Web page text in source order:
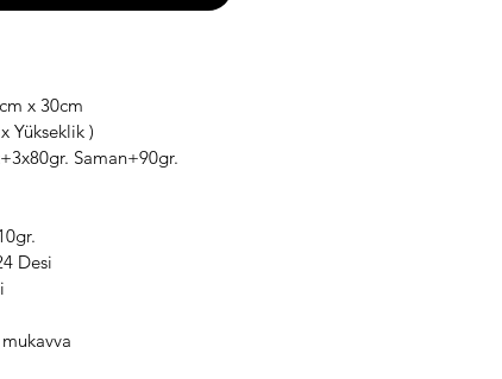
x 30cm
Yükseklik )
Saman+90gr.
Desi